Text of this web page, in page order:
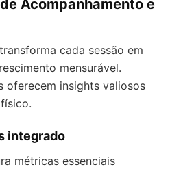
Acompanhamento e
cada sessão em
mensurável.
oferecem insights valiosos
integrado
métricas essenciais